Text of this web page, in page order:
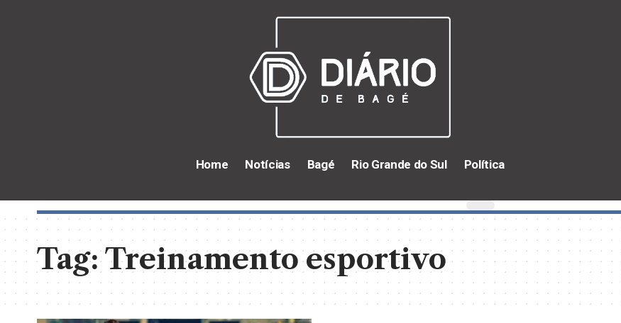
Home Notícias Bagé Rio Grande do Sul Política
Tag:Treinamento esportivo